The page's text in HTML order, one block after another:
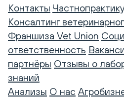
Контакты
Консалтинг
Франшиза Vet Union
ответственность
партнёры Отзывы о
знаний
Анализы О нас